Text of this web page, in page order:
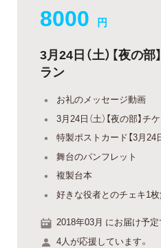
8000 円
3月24日（土）【夜の
ラン
お礼のメッセージ動画
3月24日（土）【夜の部】チ
特製ポストカード【3月24
舞台のパンフレット
複製台本
好きな役者とのチェキ1
2018年03月 にお届け予定
4人が応援しています。